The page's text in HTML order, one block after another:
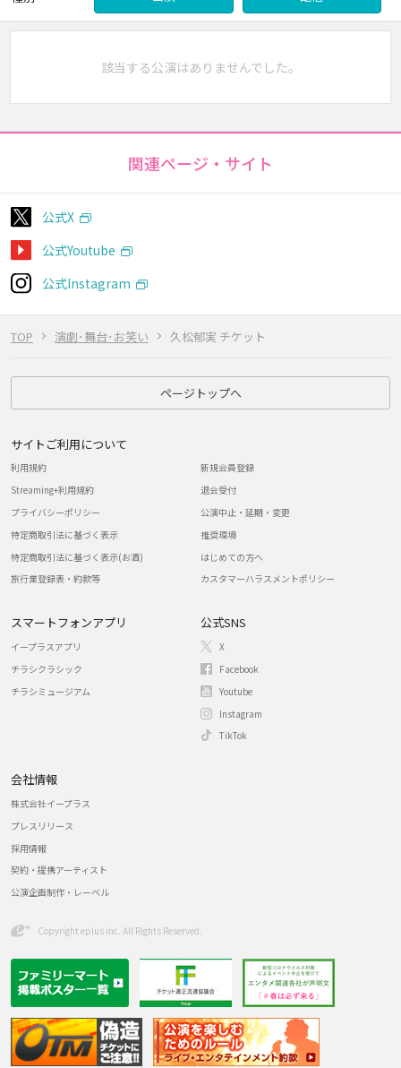
TOP 演劇･舞台･お笑い 久松郁実 チケット
該当する公演はありませんでした。
関連ページ・サイト
公式X
公式Youtube
公式Instagram
ページトップへ
サイトご利用について
利用規約
Streaming+利用規約
プライバシーポリシー
特定商取引法に基づく表示
特定商取引法に基づく表示(お酒)
旅行業登録表・約款等
新規会員登録
退会受付
公演中止・延期・変更
推奨環境
はじめての方へ
カスタマーハラスメントポリシー
スマートフォンアプリ
イープラスアプリ
チラシクラシック
チラシミュージアム
公式SNS
X
Facebook
Youtube
Instagram
TikTok
会社情報
株式会社イープラス
プレスリリース
採用情報
契約・提携アーティスト
公演企画制作・レーベル
Copyright eplus inc. All Rights Reserved.